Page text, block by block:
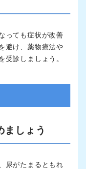
っても症状が改善
避け、薬物療法や
受診しましょう。
ましょう
尿がたまるともれ